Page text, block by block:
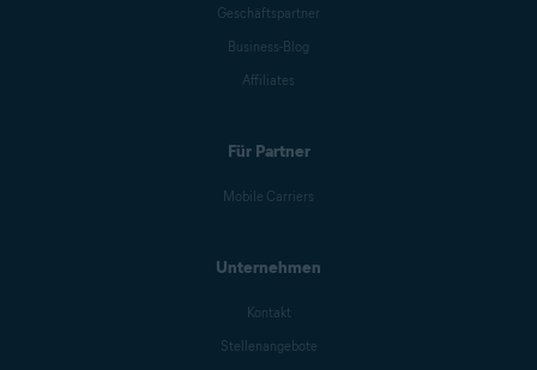
Geschäftspartner
Business-Blog
Affiliates
Für Partner
Mobile Carriers
Unternehmen
Kontakt
Stellenangebote